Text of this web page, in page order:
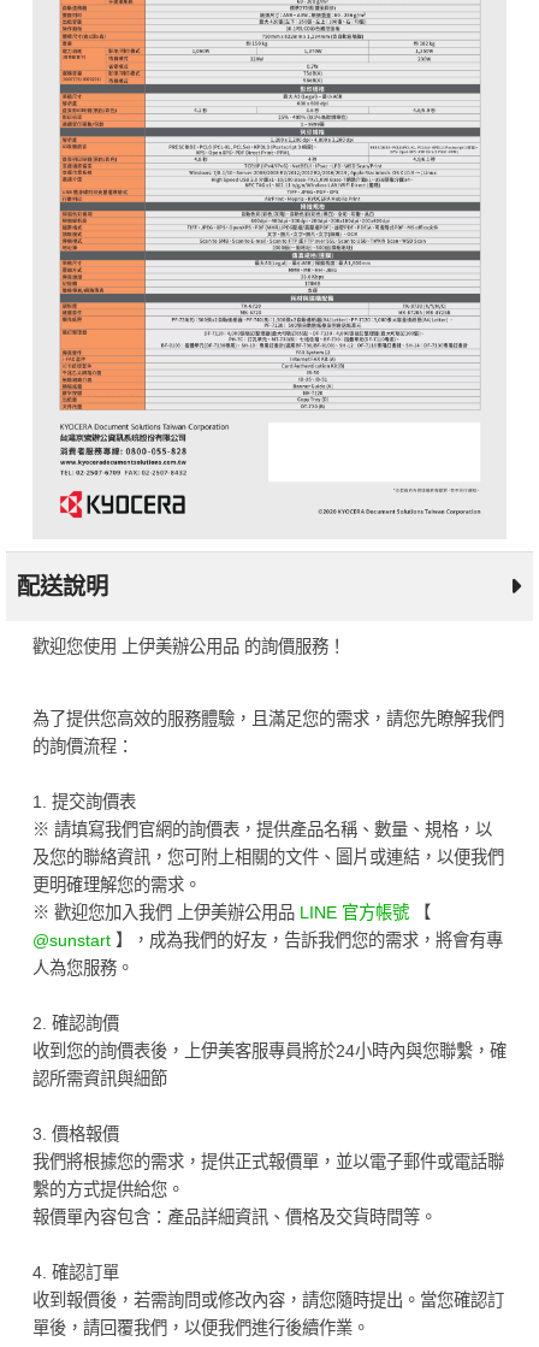
配送說明
歡迎您使用 上伊美辦公用品 的詢價服務！
為了提供您高效的服務體驗，且滿足您的需求，請您先瞭解我們
的詢價流程：
1. 提交詢價表
※ 請填寫我們官網的詢價表，提供產品名稱、數量、規格，以
及您的聯絡資訊，您可附上相關的文件、圖片或連結，以便我們
更明確理解您的需求。
※ 歡迎您加入我們 上伊美辦公用品 LINE 官方帳號【
@sunstart】，成為我們的好友，告訴我們您的需求，將會有專
人為您服務。
2. 確認詢價
收到您的詢價表後，上伊美客服專員將於24小時內與您聯繫，確
認所需資訊與細節
3. 價格報價
我們將根據您的需求，提供正式報價單，並以電子郵件或電話聯
繫的方式提供給您。
報價單內容包含：產品詳細資訊、價格及交貨時間等。
4. 確認訂單
收到報價後，若需詢問或修改內容，請您隨時提出。當您確認訂
單後，請回覆我們，以便我們進行後續作業。